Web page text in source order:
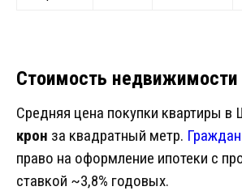
Стоимость
Средняя цена покупки квартиры в
крон за квадратный метр.
право на оформление ипотеки с
ставкой ~3,8% годовых.